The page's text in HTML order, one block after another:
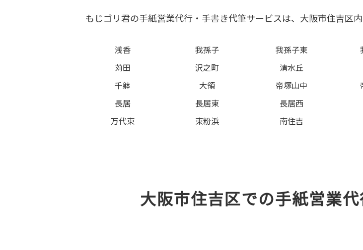
もじゴリ君の手紙営業代行・手書き代筆サービスは、大阪市住吉区
浅香 我孫子 我孫子東
苅田
沢之町 清水丘
千躰
大領 帝塚山中
長居
長居東 長居西
万代東
東粉浜 南住吉
大阪市住吉区での手紙営業